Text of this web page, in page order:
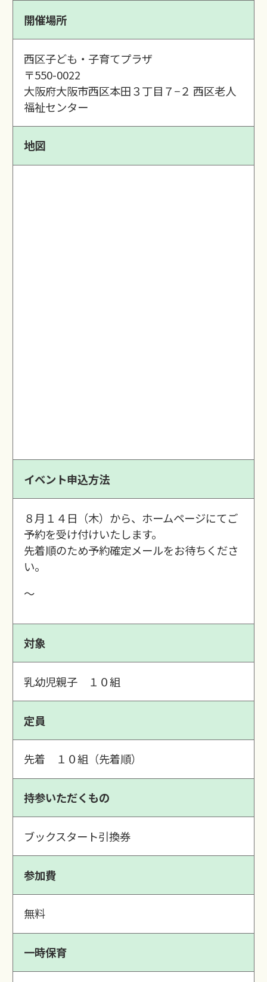
開催場所
西区子ども・子育てプラザ
〒550-0022
大阪府大阪市西区本田３丁目７−２ 西区老人
福祉センター
地図
イベント申込方法
８月１４日（木）から、ホームページにてご
予約を受け付けいたします。
先着順のため予約確定メールをお待ちくださ
い。
〜
対象
乳幼児親子 １０組
定員
先着 １０組（先着順）
持参いただくもの
ブックスタート引換券
参加費
無料
一時保育